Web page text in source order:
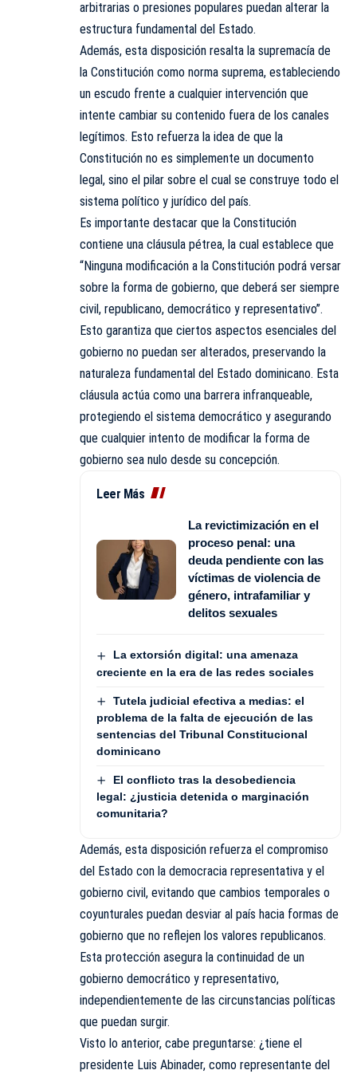
arbitrarias o presiones populares puedan alterar la
estructura fundamental del Estado.
Además, esta disposición resalta la supremacía de
la Constitución como norma suprema, estableciendo
un escudo frente a cualquier intervención que
intente cambiar su contenido fuera de los canales
legítimos. Esto refuerza la idea de que la
Constitución no es simplemente un documento
legal, sino el pilar sobre el cual se construye todo el
sistema político y jurídico del país.
Es importante destacar que la Constitución
contiene una cláusula pétrea, la cual establece que
“Ninguna modificación a la Constitución podrá versar
sobre la forma de gobierno, que deberá ser siempre
civil, republicano, democrático y representativo”.
Esto garantiza que ciertos aspectos esenciales del
gobierno no puedan ser alterados, preservando la
naturaleza fundamental del Estado dominicano. Esta
cláusula actúa como una barrera infranqueable,
protegiendo el sistema democrático y asegurando
que cualquier intento de modificar la forma de
gobierno sea nulo desde su concepción.
Leer Más
La revictimización en el
proceso penal: una
deuda pendiente con las
víctimas de violencia de
género, intrafamiliar y
delitos sexuales
La extorsión digital: una amenaza
creciente en la era de las redes sociales
Tutela judicial efectiva a medias: el
problema de la falta de ejecución de las
sentencias del Tribunal Constitucional
dominicano
El conflicto tras la desobediencia
legal: ¿justicia detenida o marginación
comunitaria?
Además, esta disposición refuerza el compromiso
del Estado con la democracia representativa y el
gobierno civil, evitando que cambios temporales o
coyunturales puedan desviar al país hacia formas de
gobierno que no reflejen los valores republicanos.
Esta protección asegura la continuidad de un
gobierno democrático y representativo,
independientemente de las circunstancias políticas
que puedan surgir.
Visto lo anterior, cabe preguntarse: ¿tiene el
presidente Luis Abinader, como representante del